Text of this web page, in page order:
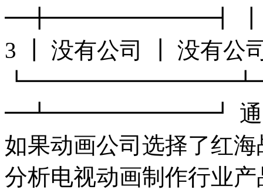
━╋━━━━━━━┫ ┃ 其
3 ┃ 没有公司 ┃ 没有公
━┻━━━━━━━┛ 通过，
如果动画公司选择了红
分析电视动画制作行业